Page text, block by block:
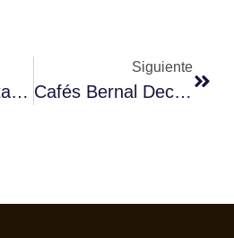
Recetario Barista – Tropicafé
Siguiente
Cafés Bernal Decora El Futuro